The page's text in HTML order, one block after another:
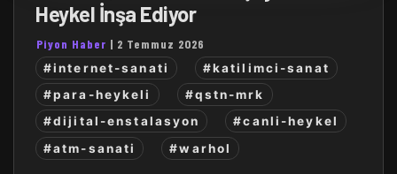
Heykel İnşa Ediyor
Piyon Haber | 2 Temmuz 2026
#internet-sanati
#katilimci-sanat
#para-heykeli
#qstn-mrk
#dijital-enstalasyon
#canli-heykel
#atm-sanati
#warhol